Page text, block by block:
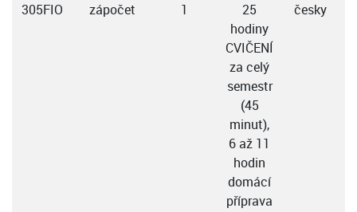
305FIO zápočet 1
25
hodiny
CVIČENÍ
za celý
semestr
(45
minut),
6 až 11
hodin
domácí
příprava
česky